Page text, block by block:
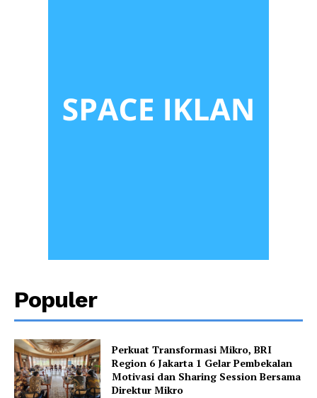
Populer
Perkuat Transformasi Mikro, BRI
Region 6 Jakarta 1 Gelar Pembekalan
Motivasi dan Sharing Session Bersama
Direktur Mikro